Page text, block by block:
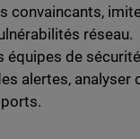
convaincants,
réseau.
équipes de
alertes, analyser